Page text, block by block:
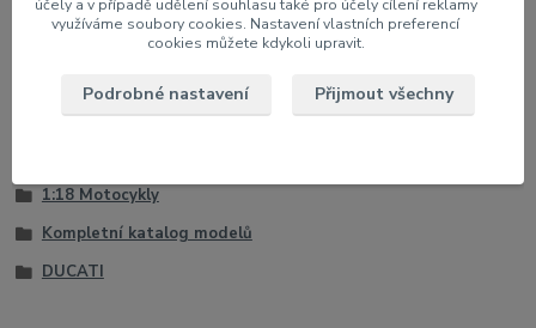
Velikost: 11 cm
1:18 Motocykly
Kompletní katalog modelů
DUCATI
účely a v případě udělení souhlasu také pro účely cílení reklamy
využíváme soubory cookies. Nastavení vlastních preferencí
cookies můžete kdykoli upravit.
Podrobné nastavení Přijmout všechny